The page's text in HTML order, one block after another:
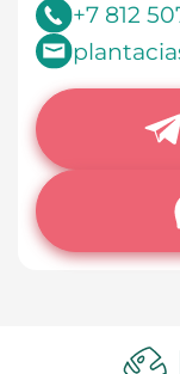
+7 812